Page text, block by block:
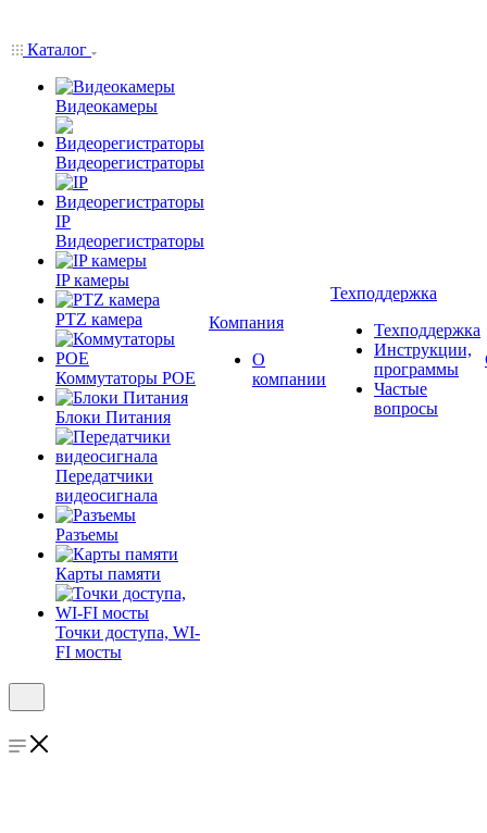
Каталог
Видеокамеры
Видеорегистраторы
IP
Видеорегистраторы
IP камеры
PTZ камера
Коммутаторы POE
Блоки Питания
Передатчики
видеосигнала
Разъемы
Карты памяти
Точки доступа, WI-
FI мосты
Компания
О
компании
Техподдержка
Техподдержка
Инструкции,
программы
Частые
вопросы